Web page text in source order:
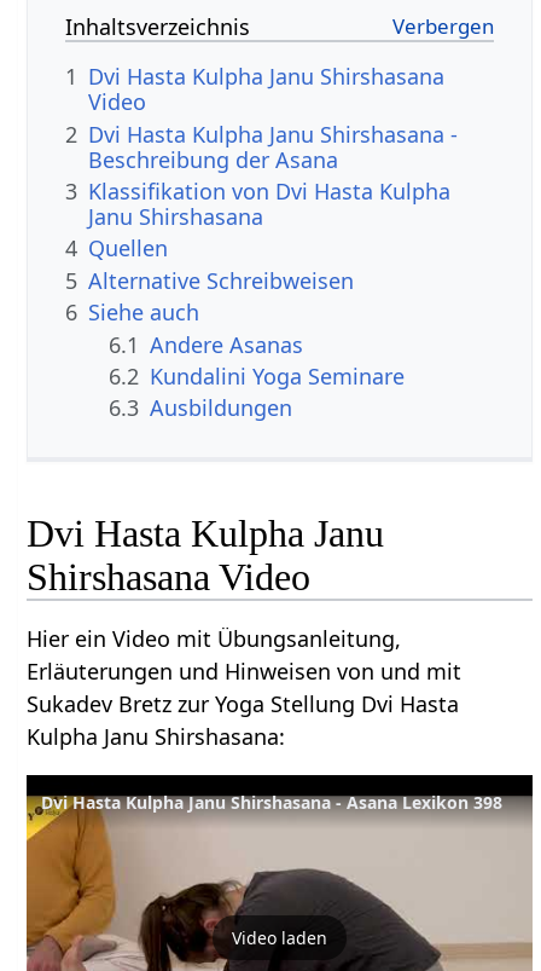
Inhaltsverzeichnis
1 Dvi Hasta Kulpha Janu Shirshasana
Video
2 Dvi Hasta Kulpha Janu Shirshasana -
Beschreibung der Asana
3 Klassifikation von Dvi Hasta Kulpha
Janu Shirshasana
4 Quellen
5 Alternative Schreibweisen
6 Siehe auch
6.1 Andere Asanas
6.2 Kundalini Yoga Seminare
6.3 Ausbildungen
Dvi Hasta Kulpha Janu
Shirshasana Video
Hier ein Video mit Übungsanleitung,
Erläuterungen und Hinweisen von und mit
Sukadev Bretz zur Yoga Stellung Dvi Hasta
Kulpha Janu Shirshasana:
Dvi Hasta Kulpha Janu Shirshasana - Asana Lexikon 398
Video laden